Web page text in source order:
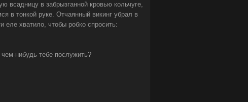
всадницу в забрызганной кровью кольчуге,
в тонкой руке. Отчаянный викинг убрал в
еле хватило, чтобы робко спросить:
нибудь тебе послужить?